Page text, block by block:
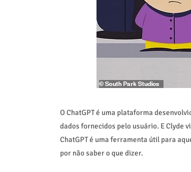
O ChatGPT é uma plataforma
dados fornecidos pelo usuário. E Clyde
ChatGPT é uma ferramenta útil para
por não saber o que dizer.